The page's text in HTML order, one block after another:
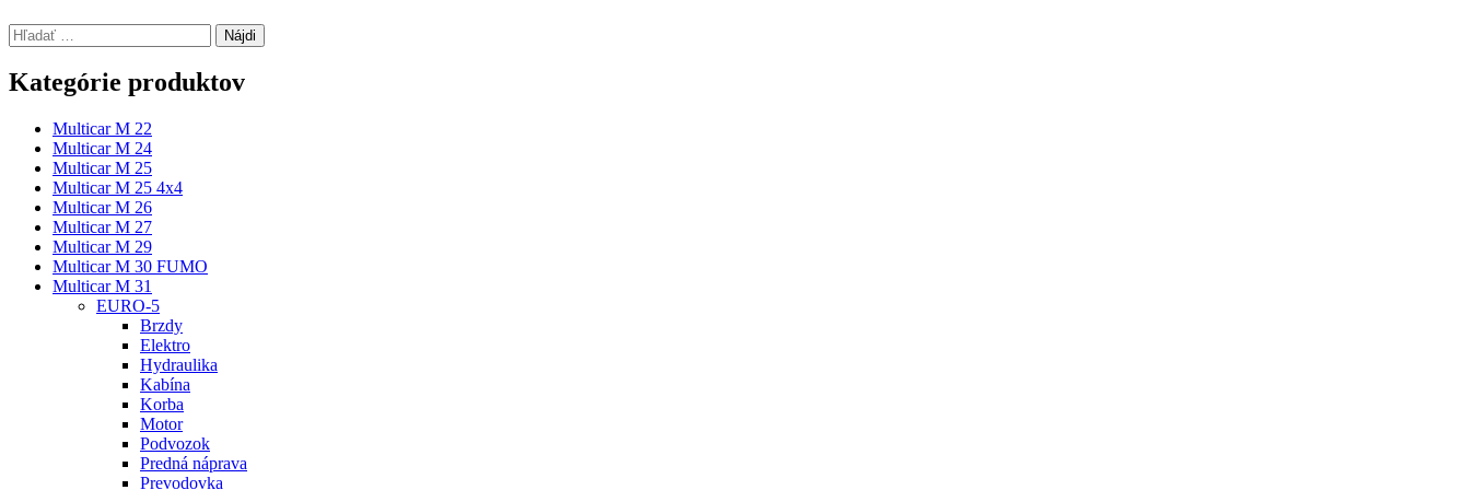
Hľadať:
Kategórie produktov
Multicar M 22
Multicar M 24
Multicar M 25
Multicar M 25 4x4
Multicar M 26
Multicar M 27
Multicar M 29
Multicar M 30 FUMO
Multicar M 31
EURO-5
Brzdy
Elektro
Hydraulika
Kabína
Korba
Motor
Podvozok
Predná náprava
Prevodovka